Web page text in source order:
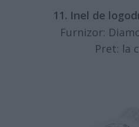
11. Inel de
Furnizor:
Pret: la